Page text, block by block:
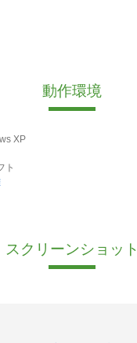
動作環境
XP
ト
スクリーンショット